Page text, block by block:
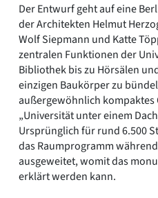
Der Entwurf geht auf eine
der Architekten Helmut
Wolf Siepmann und Katte
zentralen Funktionen der
Bibliothek bis zu Hörsälen
einzigen Baukörper zu
außergewöhnlich kompaktes
„Universität unter einem
Ursprünglich für rund 6.500
das Raumprogramm
ausgeweitet, womit das
erklärt werden kann.